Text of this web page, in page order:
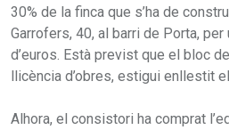
30% de la finca que s’ha de
Garrofers, 40, al barri de Porta, per
d’euros. Està previst que el bloc
llicència d’obres, estigui enllestit
Alhora, el consistori ha comprat